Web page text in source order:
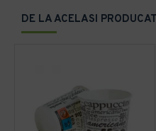
DE LA ACELASI